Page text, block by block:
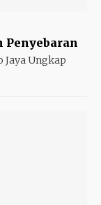
Penyebaran
Jaya Ungkap